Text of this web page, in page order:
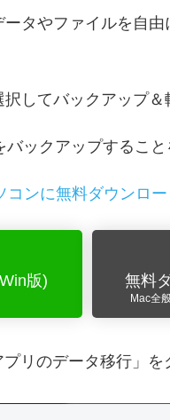
タやファイルを自
してバックアップ
ックアップするこ
コンに無料ダウンロー
版) 無料
Mac全
リのデータ移行」を